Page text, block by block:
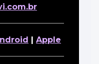
| Apple